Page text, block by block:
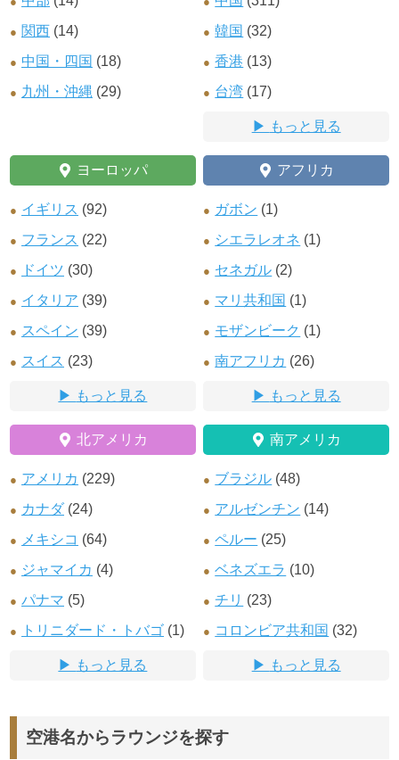
関西 (14)
中国・四国 (18)
九州・沖縄 (29)
韓国 (32)
香港 (13)
台湾 (17)
もっと見る
ヨーロッパ
イギリス (92)
フランス (22)
ドイツ (30)
イタリア (39)
スペイン (39)
スイス (23)
もっと見る
アフリカ
ガボン (1)
シエラレオネ (1)
セネガル (2)
マリ共和国 (1)
モザンビーク (1)
南アフリカ (26)
もっと見る
北アメリカ
アメリカ (229)
カナダ(24)
メキシコ (64)
ジャマイカ (4)
パナマ (5)
トリニダード・トバゴ (1)
もっと見る
南アメリカ
ブラジル (48)
アルゼンチン (14)
ペルー (25)
ベネズエラ (10)
チリ (23)
コロンビア共和国 (32)
もっと見る
空港名からラウンジを探す